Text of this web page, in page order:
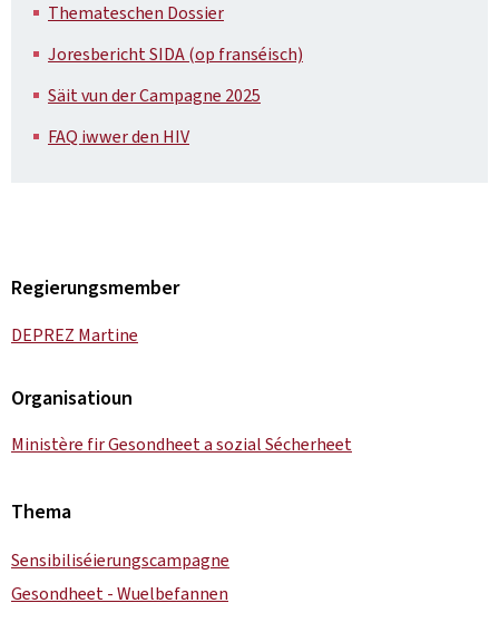
Themateschen Dossier
Joresbericht SIDA (op franséisch)
Säit vun der Campagne 2025
FAQ iwwer den HIV
Regierungsmember
DEPREZ Martine
Organisatioun
Ministère fir Gesondheet a sozial Sécherheet
Thema
Sensibiliséierungscampagne
Gesondheet - Wuelbefannen